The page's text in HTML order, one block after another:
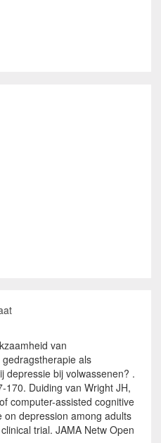
van
als
depressie bij volwassenen? .
170. Duiding van Wright JH,
computer-assisted cognitive
depression among adults
trial. JAMA Netw Open